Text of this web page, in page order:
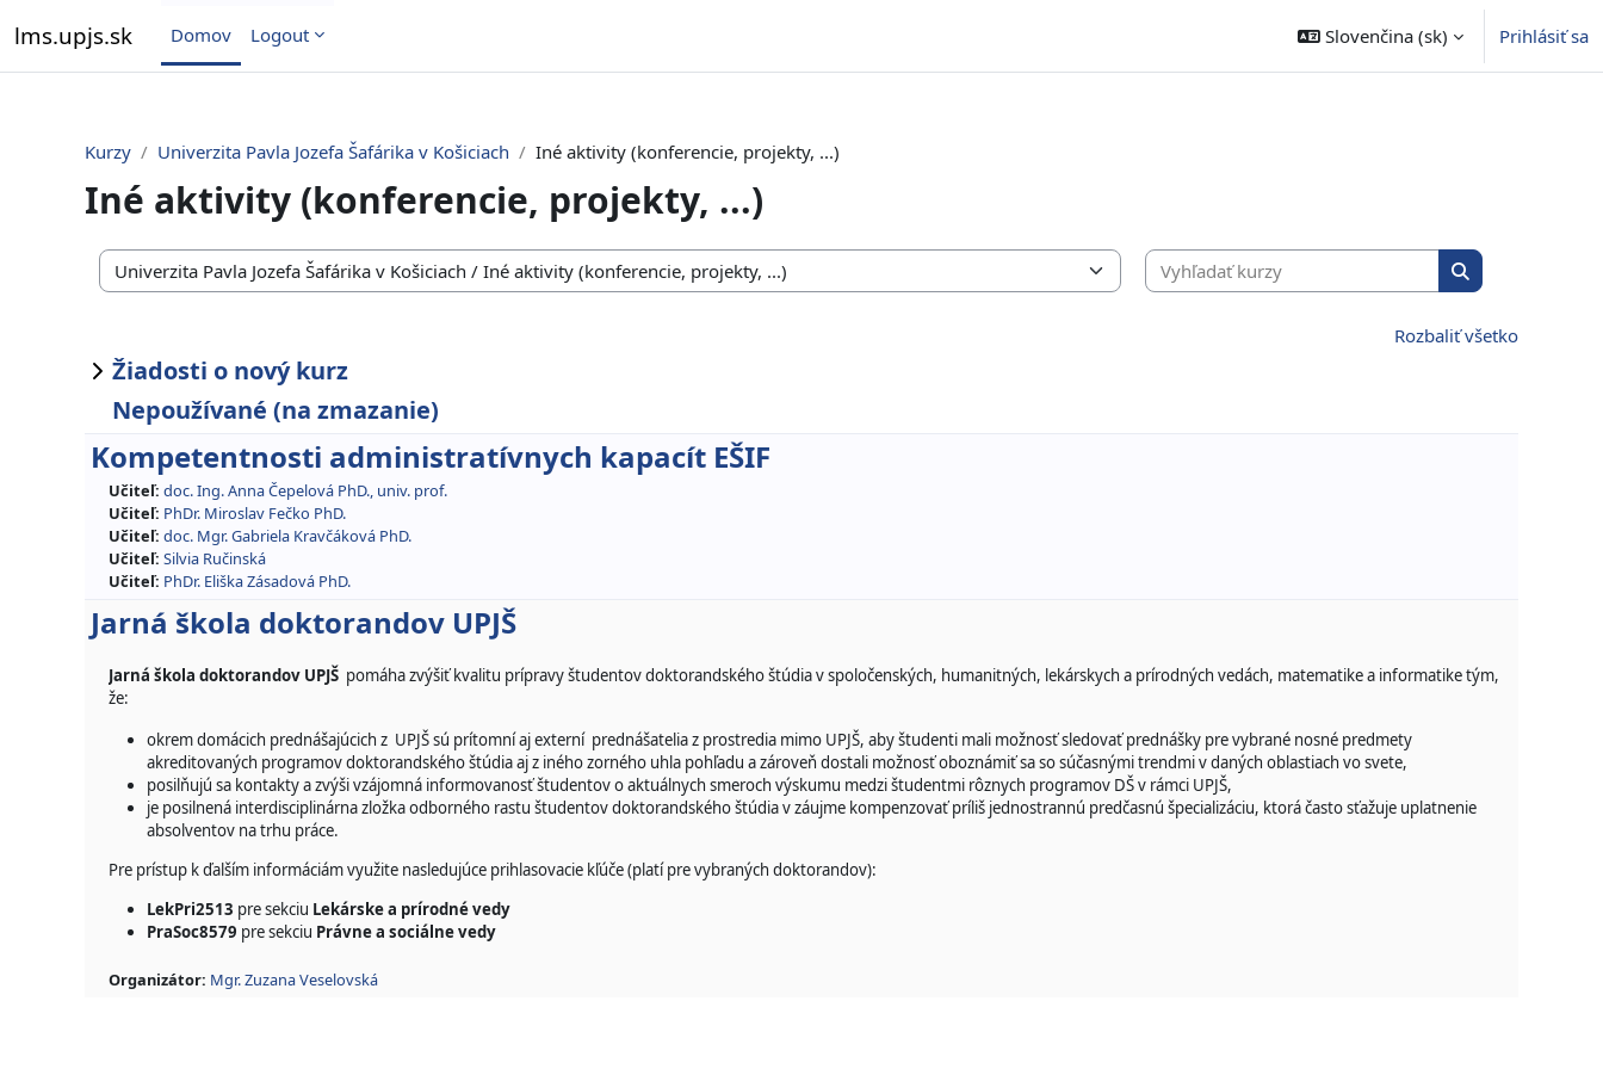
lms.upjs.sk Domov Logout Slovenčina ‎(sk)‎ Prihlásiť sa
Kurzy Univerzita Pavla Jozefa Šafárika v Košiciach Iné aktivity (konferencie, projekty, ...)
Iné aktivity (konferencie, projekty, ...)
Kategórie kurzov
Vyhľadať kurzy
Vyhľadať kurzy
Rozbaliť všetko
Žiadosti o nový kurz
Nepoužívané (na zmazanie)
Kompetentnosti administratívnych kapacít EŠIF
Učiteľ: doc. Ing. Anna Čepelová PhD., univ. prof.
Učiteľ: PhDr. Miroslav Fečko PhD.
Učiteľ: doc. Mgr. Gabriela Kravčáková PhD.
Učiteľ: Silvia Ručinská
Učiteľ: PhDr. Eliška Zásadová PhD.
Jarná škola doktorandov UPJŠ
Jarná škola doktorandov UPJŠ pomáha zvýšiť kvalitu prípravy študentov doktorandského štúdia v spoločenských, humanitných, lekárskych a prírodných vedách, matematike a informatike tým,
že:
okrem domácich prednášajúcich z UPJŠ sú prítomní aj externí prednášatelia z prostredia mimo UPJŠ, aby študenti mali možnosť sledovať prednášky pre vybrané nosné predmety
akreditovaných programov doktorandského štúdia aj z iného zorného uhla pohľadu a zároveň dostali možnosť oboznámiť sa so súčasnými trendmi v daných oblastiach vo svete,
posilňujú sa kontakty a zvýši vzájomná informovanosť študentov o aktuálnych smeroch výskumu medzi študentmi rôznych programov DŠ v rámci UPJŠ,
je posilnená interdisciplinárna zložka odborného rastu študentov doktorandského štúdia v záujme kompenzovať príliš jednostrannú predčasnú špecializáciu, ktorá často sťažuje uplatnenie
absolventov na trhu práce.
Pre prístup k ďalším informáciám využite nasledujúce prihlasovacie kľúče (platí pre vybraných doktorandov):
LekPri2513 pre sekciu Lekárske a prírodné vedy
PraSoc8579 pre sekciu Právne a sociálne vedy
Organizátor: Mgr. Zuzana Veselovská